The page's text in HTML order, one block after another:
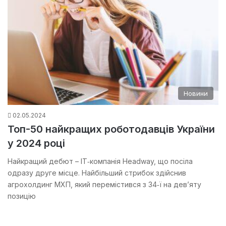
Новини
02.05.2024
Топ-50 найкращих роботодавців України
у 2024 році
Найкращий дебют – IT‐компанія Headway, що посіла
одразу друге місце. Найбільший стрибок здійснив
агрохолдинг МХП, який перемістився з 34‐ї на девʼяту
позицію